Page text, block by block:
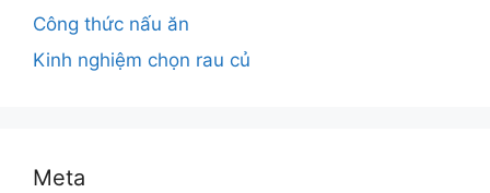
Công thức nấu ăn
Kinh nghiệm chọn rau củ
Meta